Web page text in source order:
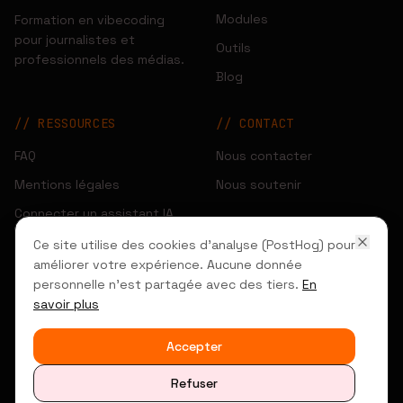
Formation en vibecoding
pour journalistes et
professionnels des médias.
Modules
Outils
Blog
// RESSOURCES
FAQ
Mentions légales
Connecter un assistant IA
Gérer les cookies
// CONTACT
Nous contacter
Nous soutenir
SYSTEM_READY
©2026 Vibecoding pour les journalistes. Tous
droits réservés.
Ce site utilise des cookies d'analyse (PostHog) pour
améliorer votre expérience. Aucune donnée
personnelle n'est partagée avec des tiers. En
savoir plus
Accepter
Refuser